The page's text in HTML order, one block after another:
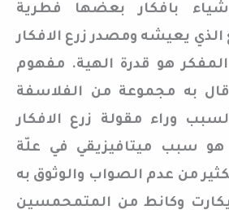
بافكار بعضها فطرية
يعيشه ومصدر زرع الافكار
هو قدرة الهية. مفهوم
قال به مجموعة من الفلاسفة
وراء مقولة زرع الافكار
هو سبب ميتافيزيقي في علّة
من عدم الصواب والوثوق به
وكانط من المتمحمسين